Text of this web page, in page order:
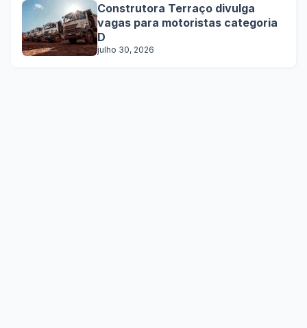
Construtora Terraço divulga
vagas para motoristas categoria
D
julho 30, 2026